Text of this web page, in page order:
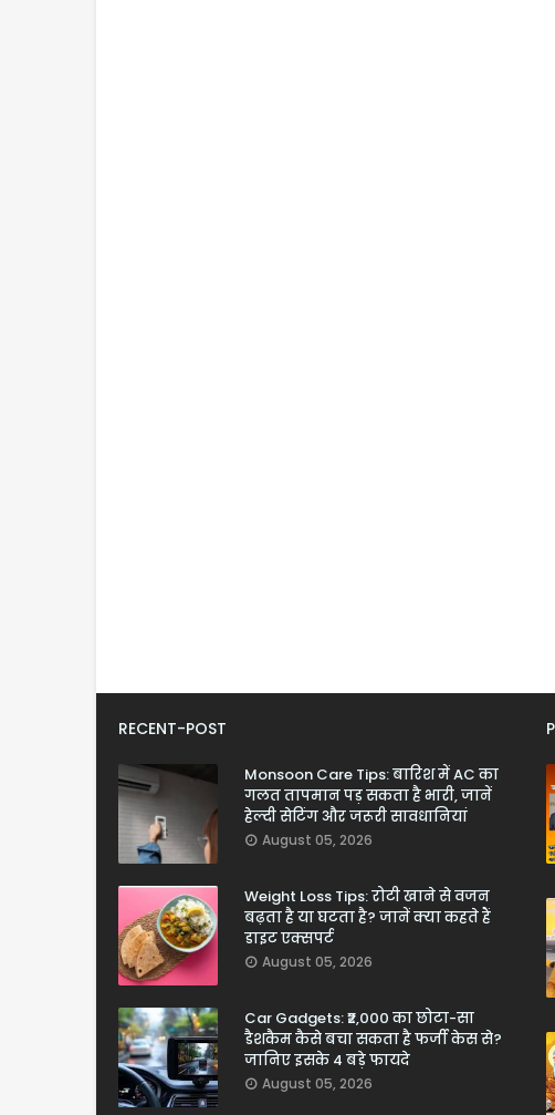
RECENT-POST
Monsoon Care Tips: बारिश में AC का
गलत तापमान पड़ सकता है भारी, जानें
हेल्दी सेटिंग और जरूरी सावधानियां
August 05, 2026
Weight Loss Tips: रोटी खाने से वजन
बढ़ता है या घटता है? जानें क्या कहते हैं
डाइट एक्सपर्ट
August 05, 2026
Car Gadgets: ₹2,000 का छोटा-सा
डैशकैम कैसे बचा सकता है फर्जी केस से?
जानिए इसके 4 बड़े फायदे
August 05, 2026